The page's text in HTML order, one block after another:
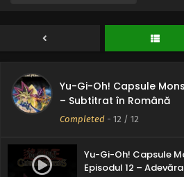
Yu-Gi-Oh! Capsule
– Subtitrat în Română
Completed - 12 / 12
Yu-Gi-Oh! Capsule
Episodul 12 –